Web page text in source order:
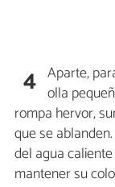
4 Aparte,
olla
rompa hervor,
que se
del agua
mantener su